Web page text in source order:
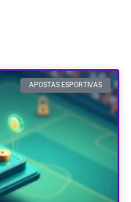
APOSTAS ESPORTIVAS